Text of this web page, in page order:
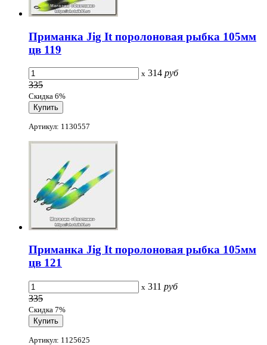
Приманка Jig It поролоновая рыбка 105мм
цв 119
x 314 руб
335
Скидка 6%
Артикул: 1130557
Приманка Jig It поролоновая рыбка 105мм
цв 121
x 311 руб
335
Скидка 7%
Артикул: 1125625